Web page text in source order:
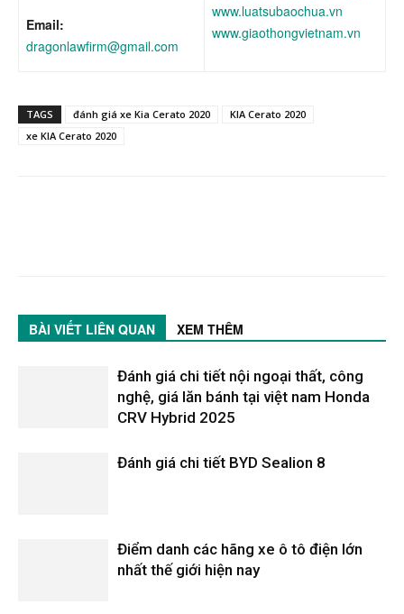
Email:
dragonlawfirm@gmail.com
www.luatsubaochua.vn
www.giaothongvietnam.vn
TAGS đánh giá xe Kia Cerato 2020
KIA Cerato 2020
xe KIA Cerato 2020
BÀI VIẾT LIÊN QUAN XEM THÊM
Đánh giá chi tiết nội ngoại thất, công
nghệ, giá lăn bánh tại việt nam Honda
CRV Hybrid 2025
Đánh giá chi tiết BYD Sealion 8
Điểm danh các hãng xe ô tô điện lớn
nhất thế giới hiện nay